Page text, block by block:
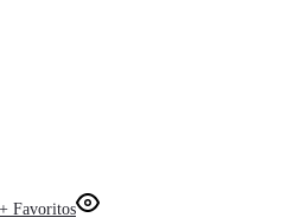
+ Favoritos